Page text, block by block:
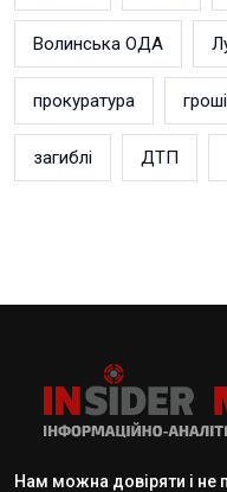
Волинська ОДА
прокуратура гроші
загиблі ДТП
Нам можна довіряти і не